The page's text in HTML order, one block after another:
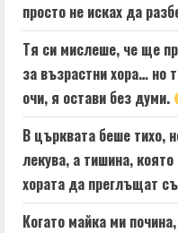
просто не исках да
Тя си мислеше, че ще
за възрастни хора… но
очи, я остави без думи.
В църквата беше тихо,
лекува, а тишина,
хората да преглъщат
Когато майка ми